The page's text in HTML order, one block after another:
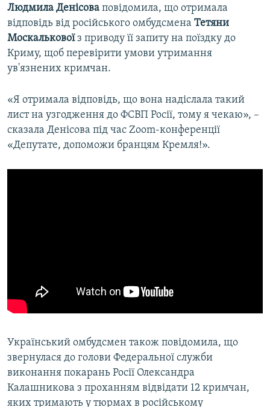
Людмила Денісова повідомила, що отримала
відповідь від російського омбудсмена Тетяни
Москальковоїз приводу її запиту на поїздку до
Криму, щоб перевірити умови утримання
ув'язнених кримчан.
«Я отримала відповідь, що вона надіслала такий
лист на узгодження до ФСВП Росії, тому я чекаю», –
сказала Денісова під час Zoom-конференції
«Депутате, допоможи бранцям Кремля!».
Український омбудсмен також повідомила, що
звернулася до голови Федеральної служби
виконання покарань Росії Олександра
Калашникова з проханням відвідати 12 кримчан,
яких тримають у тюрмах в російському